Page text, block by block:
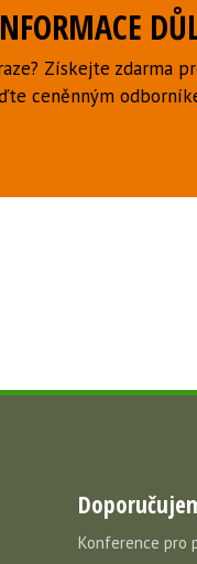
Získejte zdarma
ceněnným
Konference pro